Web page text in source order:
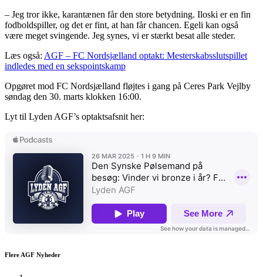
– Jeg tror ikke, karantænen får den store betydning. Iloski er en fin
fodboldspiller, og det er fint, at han får chancen. Egeli kan også
være meget svingende. Jeg synes, vi er stærkt besat alle steder.
Læs også: AGF – FC Nordsjælland optakt: Mesterskabsslutspillet
indledes med en sekspointskamp
Opgøret mod FC Nordsjælland fløjtes i gang på Ceres Park Vejlby
søndag den 30. marts klokken 16:00.
Lyt til Lyden AGF’s optaktsafsnit her:
Flere AGF Nyheder